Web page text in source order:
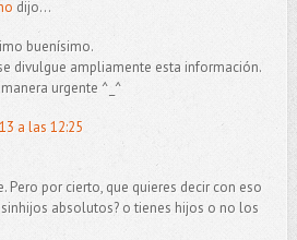
dijo...
buenísimo.
divulgue ampliamente esta información.
urgente ^_^
a las 12:25
Pero por cierto, que quieres decir con eso
absolutos? o tienes hijos o no los